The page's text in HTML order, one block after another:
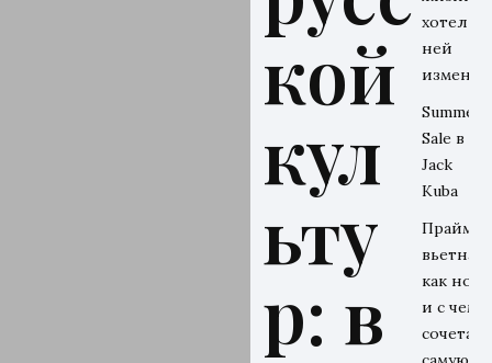
кой
кул
ьту
р: в
хотел
ней
Summer
Sale в
Jack
Kuba
Прайм-
как
и с чем
сочетать